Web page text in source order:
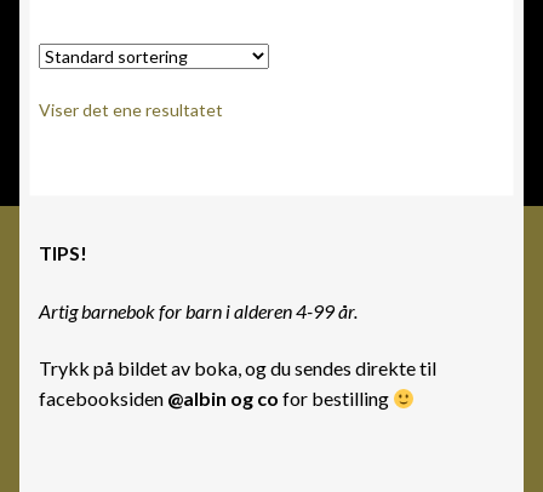
Viser det ene resultatet
TIPS!
Artig barnebok for barn i alderen 4-99 år.
Trykk på bildet av boka, og du sendes direkte til
facebooksiden @albin og co for bestilling